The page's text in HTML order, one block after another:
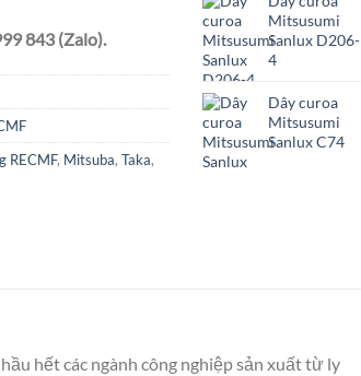
843 (Zalo).
RECMF, Mitsuba, Taka,
Mitsusumi
Sanlux D206-
4
Dây curoa
Mitsusumi
Sanlux C74
hết các ngành công nghiệp sản xuất từ ly